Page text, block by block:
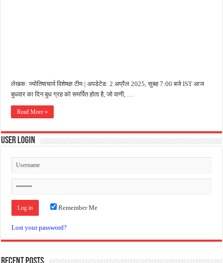
लेखक: ज्योतिषाचार्य विशेषज्ञ टीम | अपडेटेड: 2 अप्रैल 2025, सुबह 7:00 बजे IST आज
बुधवार का दिन बुध ग्रह को समर्पित होता है, जो वाणी, …
Read More »
User Login
Remember Me
Lost your password?